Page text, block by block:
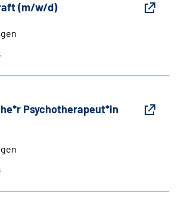
(m/w/d)
Psychotherapeut*in